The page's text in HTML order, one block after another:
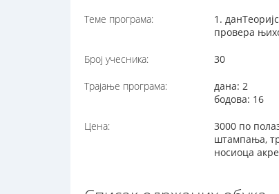
Теме програма:
1.
провера
Број учесника: 30
Трајање програма:
дана: 2
бодова: 16
Цена:
3000 по
штампања,
носиоца